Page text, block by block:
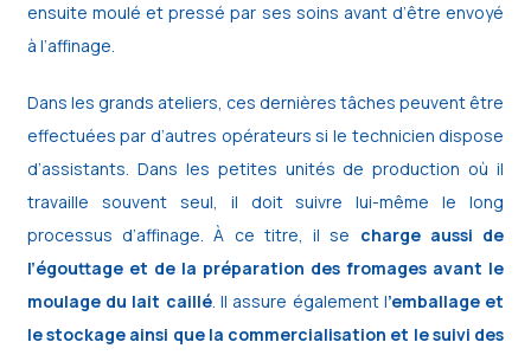
ensuite moulé et pressé par ses soins avant d’être envoyé
à l’affinage.
Dans les grands ateliers, ces dernières tâches peuvent être
effectuées par d’autres opérateurs si le technicien dispose
d’assistants. Dans les petites unités de production où il
travaille souvent seul, il doit suivre lui-même le long
processus d’affinage. À ce titre, il se charge aussi de
l’égouttage et de la préparation des fromages avant le
moulage du lait caillé. Il assure également l’emballage et
le stockage ainsi que la commercialisation et le suivi des